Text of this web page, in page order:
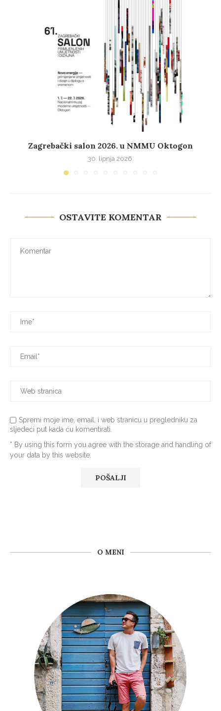
Zagrebački salon 2026. u NMMU Oktogon
30. lipnja 2026.
OSTAVITE KOMENTAR
Spremi moje ime, email, i web stranicu u pregledniku za
sljedeći put kada ću komentirati.
* By using this form you agree with the storage and handling of
your data by this website.
O MENI